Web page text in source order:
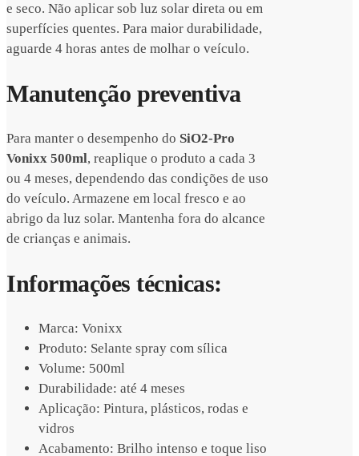
e seco. Não aplicar sob luz solar direta ou em
superfícies quentes. Para maior durabilidade,
aguarde 4 horas antes de molhar o veículo.
Manutenção preventiva
Para manter o desempenho do SiO2-Pro
Vonixx 500ml, reaplique o produto a cada 3
ou 4 meses, dependendo das condições de uso
do veículo. Armazene em local fresco e ao
abrigo da luz solar. Mantenha fora do alcance
de crianças e animais.
Informações técnicas:
Marca: Vonixx
Produto: Selante spray com sílica
Volume: 500ml
Durabilidade: até 4 meses
Aplicação: Pintura, plásticos, rodas e
vidros
Acabamento: Brilho intenso e toque liso